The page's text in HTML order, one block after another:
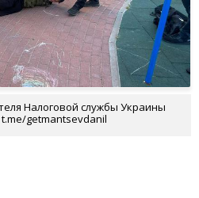
Налоговой службы Украины
getmantsevdanil